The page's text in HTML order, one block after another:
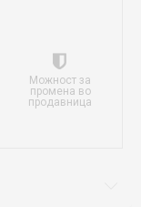
Можност за
промена во
продавница